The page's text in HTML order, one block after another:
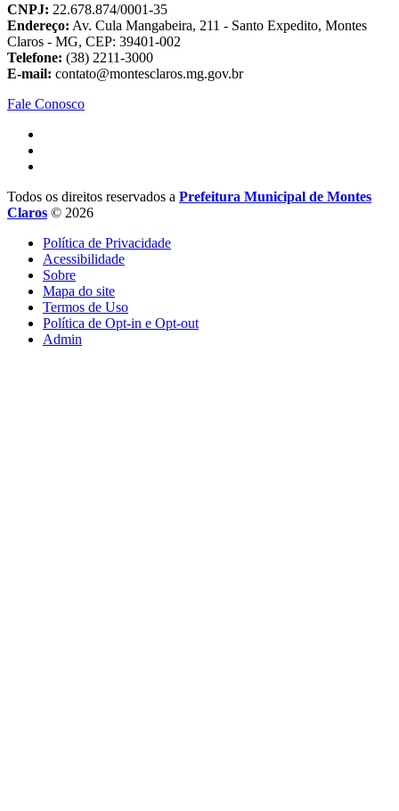
CNPJ: 22.678.874/0001-35
Endereço: Av. Cula Mangabeira, 211 - Santo Expedito, Montes
Claros - MG, CEP: 39401-002
Telefone: (38) 2211-3000
E-mail: contato@montesclaros.mg.gov.br
Fale Conosco
Todos os direitos reservados a Prefeitura Municipal de Montes
Claros © 2026
Política de Privacidade
Acessibilidade
Sobre
Mapa do site
Termos de Uso
Política de Opt-in e Opt-out
Admin